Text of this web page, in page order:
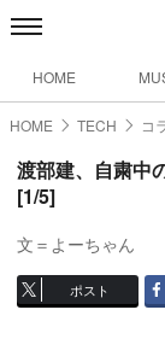
HOME
HOME TECH コ
渡部建、自粛中
[1/5]
文＝よーちゃん
ポスト